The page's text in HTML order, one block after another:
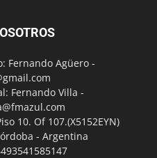
Fernando Agüero -
Fernando Villa -
10. Of 107.(X5152EYN)
- Argentina